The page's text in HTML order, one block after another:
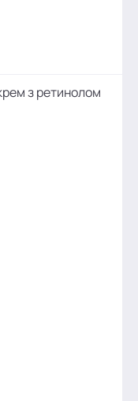
з ретинолом